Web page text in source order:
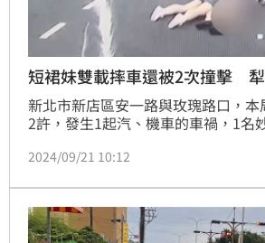
短裙妹雙載摔車還被2次撞擊
新北市新店區安一路與玫瑰路口，
2許，發生1起汽、機車的車禍，1名
穿短裙的兩人直接在馬路上磨擦滑行
上，發生二次事故，警方獲報到場
醫，車禍詳細發生原因及肇責仍待
莊淇鈞／新北報導
2024/09/21 10:12